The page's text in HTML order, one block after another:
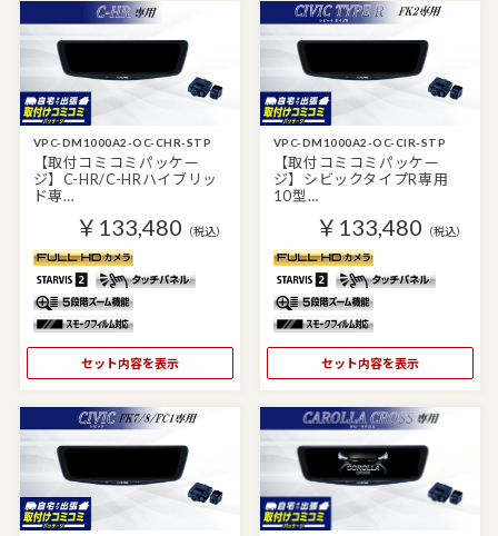
VPC-DM1000A2-OC-CHR-STP
【取付コミコミパッケー
ジ】C-HR/C-HRハイブリッ
ド専…
￥133,480 （税込）
セット内容を表示
VPC-DM1000A2-OC-CIR-STP
【取付コミコミパッケー
ジ】シビックタイプR専用
10型…
￥133,480 （税込）
セット内容を表示